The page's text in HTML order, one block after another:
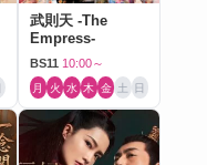
武則天 -The
Empress-
BS11 10:00～
月 火 水 木 金 土 日